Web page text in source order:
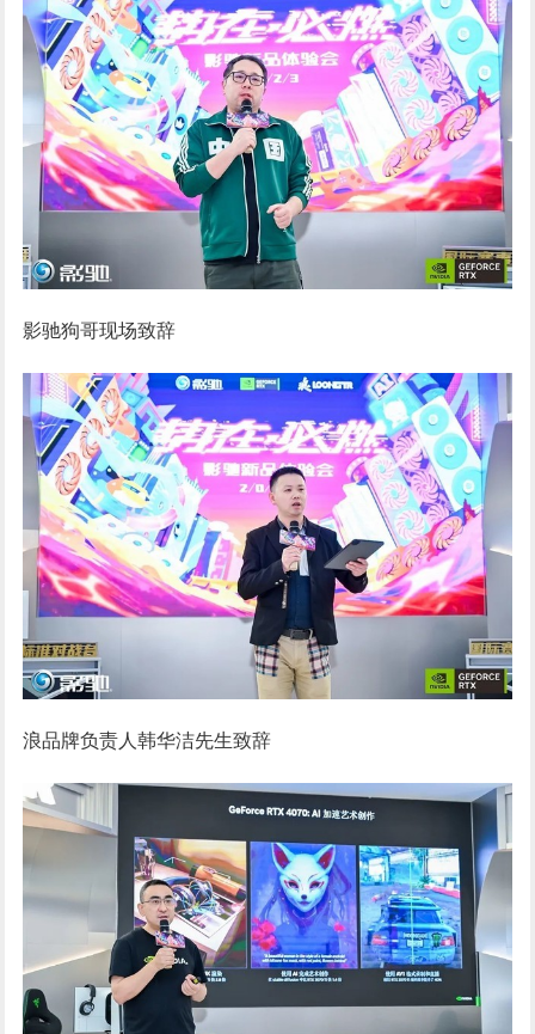
影驰狗哥现场致辞
浪品牌负责人韩华洁先生致辞